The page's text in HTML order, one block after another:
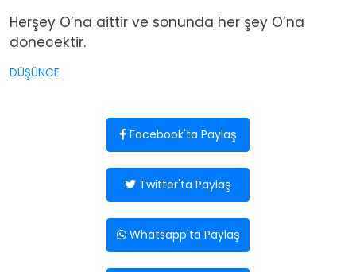
Herşey O’na aittir ve sonunda her şey O’na
dönecektir.
DÜŞÜNCE
Facebook'ta Paylaş
Twitter'ta Paylaş
Whatsapp'ta Paylaş